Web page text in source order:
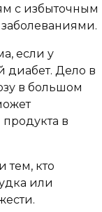
с избыточным
если у
диабет. Дело в
в большом
в
тем, кто
или